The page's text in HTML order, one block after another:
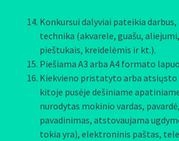
Konkursui dalyviai pateikia
technika (akvarele, guašu,
pieštukais, kreidelėmis ir kt.).
Piešiama A3 arba A4 formato
Kiekvieno pristatyto arba atsiųsto
kitoje pusėje dešiniame
nurodytas mokinio vardas,
pavadinimas, atstovaujama
tokia yra), elektroninis paštas,